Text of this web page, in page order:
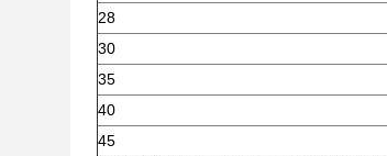
28
30
35
40
45